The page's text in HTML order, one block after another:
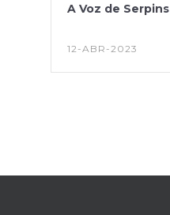
A Voz de Serpins
12-ABR-2023